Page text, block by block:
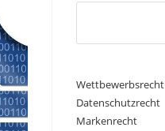
Wettbewerbsrecht
Datenschutzrecht
Markenrecht